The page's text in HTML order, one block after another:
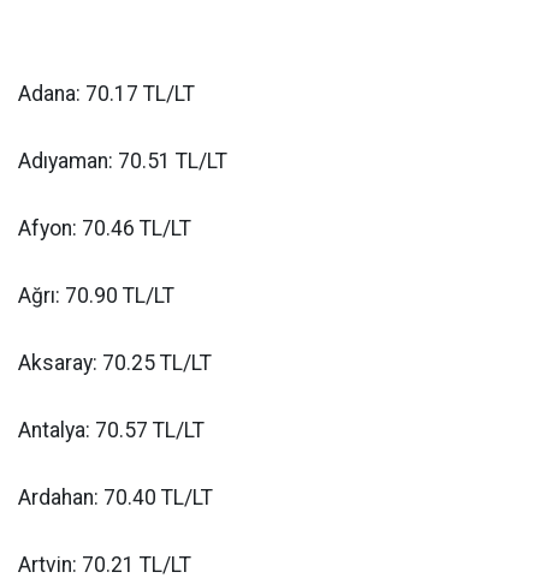
Adana: 70.17 TL/LT
Adıyaman: 70.51 TL/LT
Afyon: 70.46 TL/LT
Ağrı: 70.90 TL/LT
Aksaray: 70.25 TL/LT
Antalya: 70.57 TL/LT
Ardahan: 70.40 TL/LT
Artvin: 70.21 TL/LT